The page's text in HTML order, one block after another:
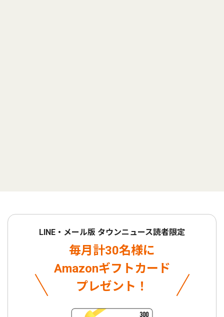
LINE・メール版 タウンニュース読者限定
毎月計30名様に
Amazonギフトカード
プレゼント！